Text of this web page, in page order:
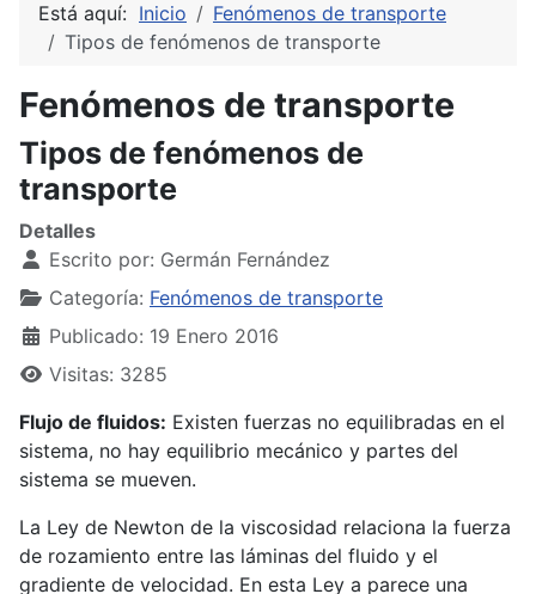
Está aquí: Inicio
Fenómenos de transporte
Tipos de fenómenos de transporte
Fenómenos de transporte
Tipos de fenómenos de
transporte
Detalles
Escrito por: Germán Fernández
Categoría: Fenómenos de transporte
Publicado: 19 Enero 2016
Visitas: 3285
Flujo de fluidos: Existen fuerzas no equilibradas en el
sistema, no hay equilibrio mecánico y partes del
sistema se mueven.
La Ley de Newton de la viscosidad relaciona la fuerza
de rozamiento entre las láminas del fluido y el
gradiente de velocidad. En esta Ley a parece una